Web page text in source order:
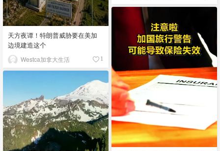
天方夜谭！特朗普威胁要在美加
边境建造这个
Westca加拿大生活 1